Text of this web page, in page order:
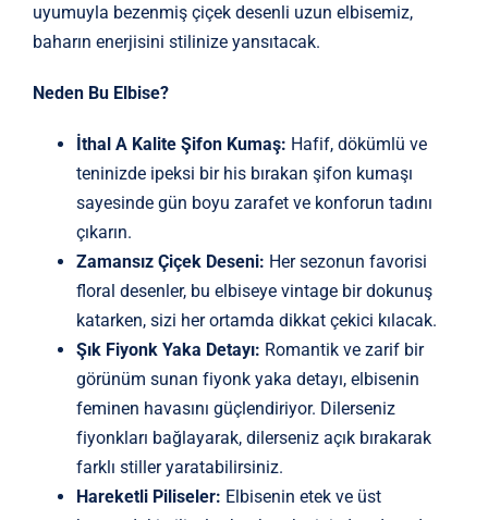
uyumuyla bezenmiş çiçek desenli uzun elbisemiz,
baharın enerjisini stilinize yansıtacak.
Neden Bu Elbise?
İthal A Kalite Şifon Kumaş: Hafif, dökümlü ve
teninizde ipeksi bir his bırakan şifon kumaşı
sayesinde gün boyu zarafet ve konforun tadını
çıkarın.
Zamansız Çiçek Deseni: Her sezonun favorisi
floral desenler, bu elbiseye vintage bir dokunuş
katarken, sizi her ortamda dikkat çekici kılacak.
Şık Fiyonk Yaka Detayı: Romantik ve zarif bir
görünüm sunan fiyonk yaka detayı, elbisenin
feminen havasını güçlendiriyor. Dilerseniz
fiyonkları bağlayarak, dilerseniz açık bırakarak
farklı stiller yaratabilirsiniz.
Hareketli Piliseler: Elbisenin etek ve üst